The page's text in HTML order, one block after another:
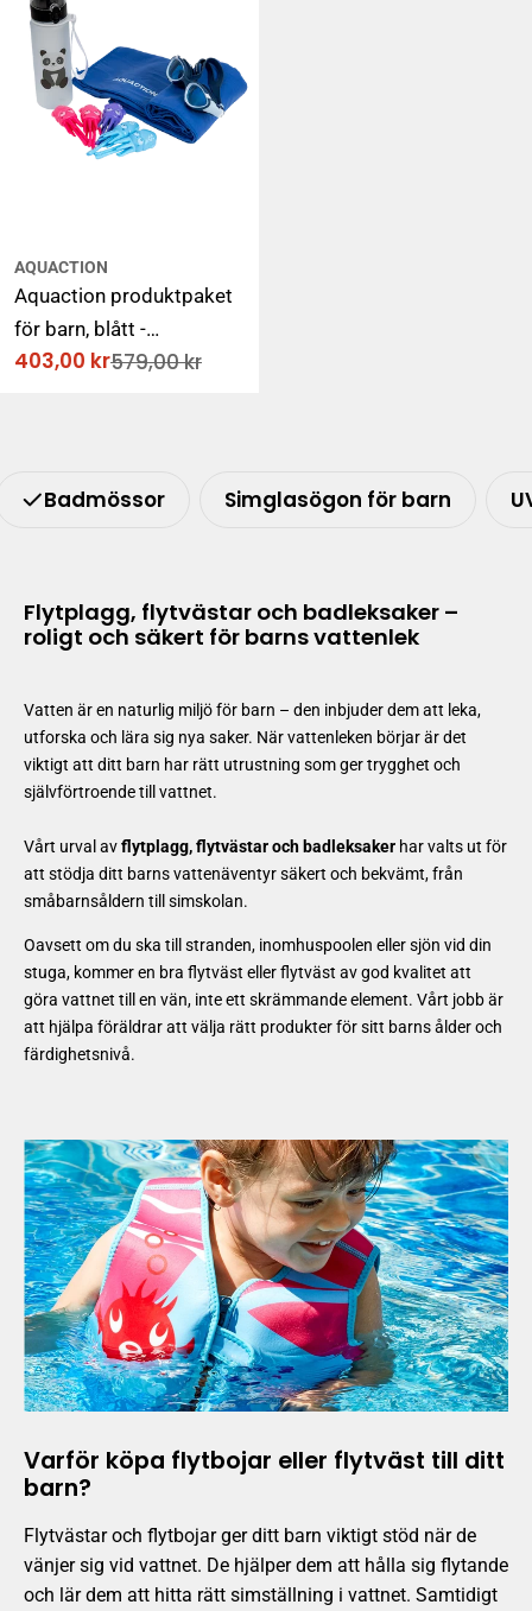
AQUACTION
Aquaction produktpaket
för barn, blått -
AquaJunior simglasögon,
Rabatterat
403,00 kr
Ordinarie579,00 kr
Badmössor Simglasögon för barn
Flytplagg, flytvästar och badleksaker –
roligt och säkert för barns vattenlek
Vatten är en naturlig miljö för barn – den inbjuder dem att leka,
utforska och lära sig nya saker. När vattenleken börjar är det
viktigt att ditt barn har rätt utrustning som ger trygghet och
självförtroende till vattnet.
Vårt urval avflytplagg, flytvästar och badleksaker har valts ut för
att stödja ditt barns vattenäventyr säkert och bekvämt, från
småbarnsåldern till simskolan.
Oavsett om du ska till stranden, inomhuspoolen eller sjön vid din
stuga, kommer en bra flytväst eller flytväst av god kvalitet att
göra vattnet till en vän, inte ett skrämmande element. Vårt jobb är
att hjälpa föräldrar att välja rätt produkter för sitt barns ålder och
färdighetsnivå.
Varför köpa flytbojar eller flytväst till ditt
barn?
Flytvästar och flytbojar ger ditt barn viktigt stöd när de
vänjer sig vid vattnet. De hjälper dem att hålla sig flytande
och lär dem att hitta rätt simställning i vattnet. Samtidigt